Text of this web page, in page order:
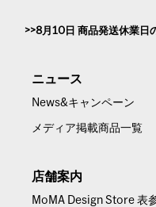
8月10日 商品発送休業日
ニュース
News&キャンペーン
メディア掲載商品一覧
店舗案内
MoMA Design Store 表